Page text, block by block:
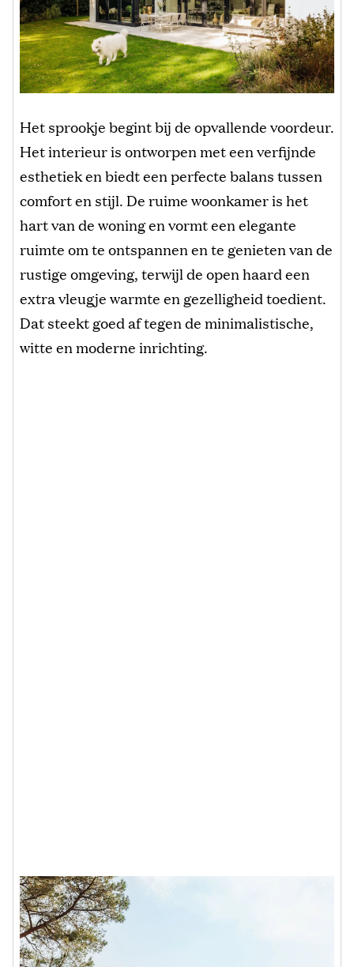
Het sprookje begint bij de opvallende voordeur.
Het interieur is ontworpen met een verfijnde
esthetiek en biedt een perfecte balans tussen
comfort en stijl. De ruime woonkamer is het
hart van de woning en vormt een elegante
ruimte om te ontspannen en te genieten van de
rustige omgeving, terwijl de open haard een
extra vleugje warmte en gezelligheid toedient.
Dat steekt goed af tegen de minimalistische,
witte en moderne inrichting.